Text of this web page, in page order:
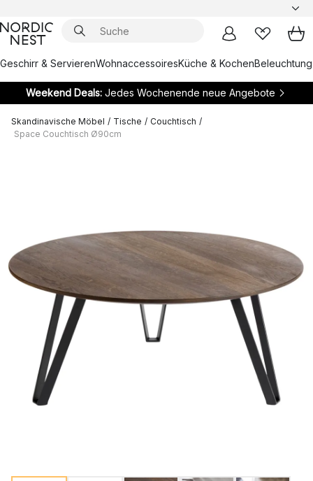
Geschirr & ServierenWohnaccessoiresKüche & KochenBeleuchtung
Weekend Deals:Jedes Wochenende neue Angebote
Skandinavische Möbel / Tische / Couchtisch /
Space Couchtisch Ø90cm